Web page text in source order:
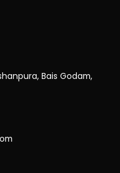
Bais Godam,